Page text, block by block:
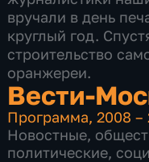
вручали в день
круглый год.
строительство
оранжереи.
Вести-
Программа,2008 –
Новостные,
политические,